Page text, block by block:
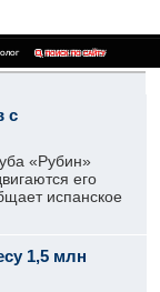
ПОИСК ПО САЙТУ
с
«Рубин»
его
испанское
1,5 млн